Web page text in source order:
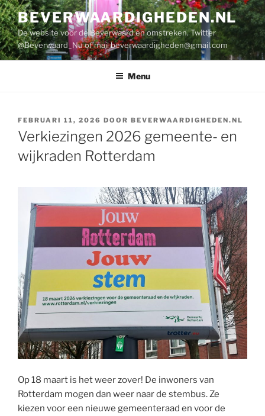
Ga
naar
de
inhoud
BEVERWAARDIGHEDEN.NL
De website voor de Beverwaard en omstreken. Twitter
@Beverwaard_Nu of mailbeverwaardigheden@gmail.com
Menu
GEPLAATST
OP
FEBRUARI 11, 2026 DOOR BEVERWAARDIGHEDEN.NL
Verkiezingen 2026 gemeente- en
wijkraden Rotterdam
Op 18 maart is het weer zover! De inwoners van
Rotterdam mogen dan weer naar de stembus. Ze
kiezen voor een nieuwe gemeenteraad en voor de